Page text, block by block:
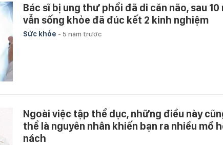
Bác sĩ bị ung thư phổi đã di căn não, sau 10
vẫn sống khỏe đã đúc kết 2 kinh nghiệm
Sức khỏe - 5 năm trước
Ngoài việc tập thể dục, những điều này
thể là nguyên nhân khiến bạn ra nhiều mồ
nách